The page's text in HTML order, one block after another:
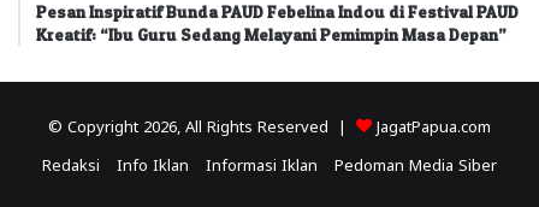
Pesan Inspiratif Bunda PAUD Febelina Indou di Festival PAUD
Kreatif: “Ibu Guru Sedang Melayani Pemimpin Masa Depan”
© Copyright 2026, All Rights Reserved | JagatPapua.com
Redaksi Info Iklan Informasi Iklan Pedoman Media Siber